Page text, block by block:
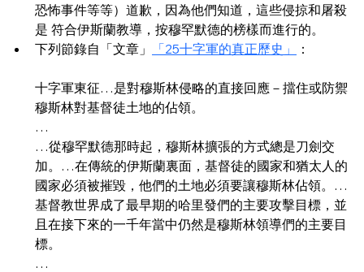
恐怖事件等等）道歉，因為他們知道，這些侵掠和屠殺
是 符合伊斯蘭教導，按穆罕默德的榜樣而進行的。
下列節錄自「文章」
「25十字軍的真正歷史」 ：
十字軍東征…是對穆斯林侵略的直接回應－擋住或防禦
穆斯林對基督徒土地的佔領。
…
…從穆罕默德那時起，穆斯林擴張的方式總是刀劍交
加。…在傳統的伊斯蘭裏面，基督徒的國家和猶太人的
國家必須被摧毀，他們的土地必須要讓穆斯林佔領。…
基督教世界成了最早期的哈里發們的主要攻擊目標，並
且在接下來的一千年當中仍然是穆斯林領導們的主要目
標。
…